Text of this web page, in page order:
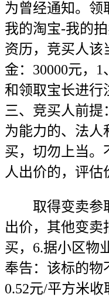
为曾经通知。领
我的淘宝-我的
资历，竞买人该
金：30000元，
和领取宝长进行
三、竞买人前提
为能力的、法人
买，切勿上当。
人出价的，评估
取得变卖参取
出价，其他变卖
买，6.据小区物
奉告：该标的物
0.52元/平方米